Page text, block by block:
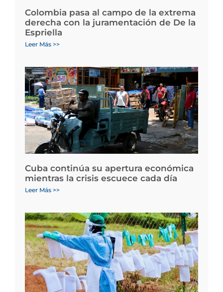
Colombia pasa al campo de la extrema
derecha con la juramentación de De la
Espriella
Leer Más >>
Cuba continúa su apertura económica
mientras la crisis escuece cada día
Leer Más >>